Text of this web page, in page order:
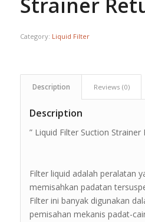
Strainer
Category: Liquid Filter
Description Reviews (0)
Description
” Liquid Filter Suction Strainer
Filter liquid adalah peralatan
memisahkan padatan
Filter ini banyak digunakan
pemisahan mekanis padat-